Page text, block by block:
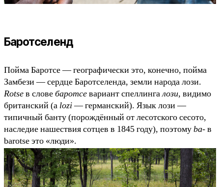
Баротселенд
Пойма Баротсе — географически это, конечно, пойма
Замбези — сердце Баротселенда, земли народа лози.
Rotseв словебаротсевариант спеллингалози, видимо
британский (а lozi— германский). Язык лози —
типичный банту (порождённый от лесотского сесото,
наследие нашествия сотцев в 1845 году), поэтомуba-в
barotse это «люди».